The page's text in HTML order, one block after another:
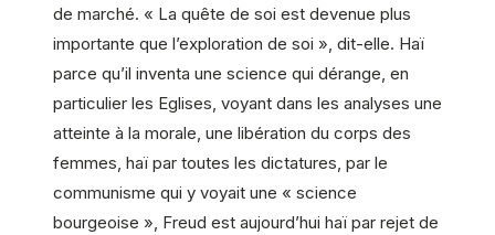
de marché. « La quête de soi est devenue plus
importante que l’exploration de soi », dit-elle. Haï
parce qu’il inventa une science qui dérange, en
particulier les Eglises, voyant dans les analyses une
atteinte à la morale, une libération du corps des
femmes, haï par toutes les dictatures, par le
communisme qui y voyait une « science
bourgeoise », Freud est aujourd’hui haï par rejet de